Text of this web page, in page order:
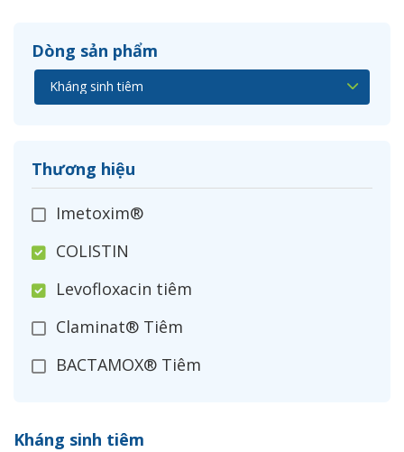
Dòng sản phẩm
Thương hiệu
Imetoxim®
COLISTIN
Levofloxacin tiêm
Claminat® Tiêm
BACTAMOX® Tiêm
Ceftizoxim®
Kháng sinh tiêm